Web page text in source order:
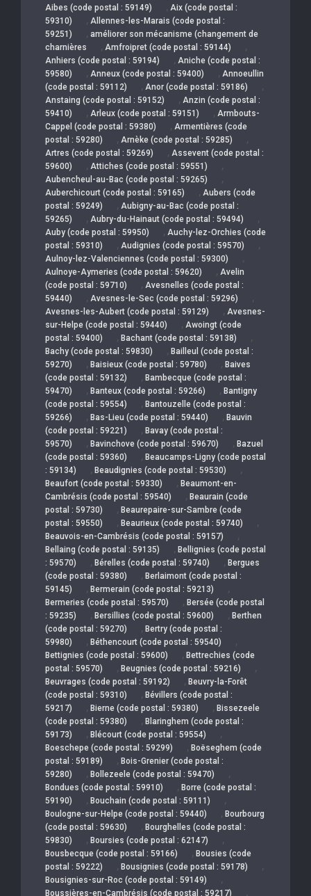
Aibes (code postal : 59149) , Aix (code postal :
59310)
, Allennes-les-Marais (code postal :
59251)
, améliorer son mécanisme (changement de
charnières
, Amfroipret (code postal : 59144) ,
Anhiers (code postal : 59194) , Aniche (code postal :
59580)
, Anneux (code postal : 59400) , Annoeullin
(code postal : 59112)
, Anor (code postal : 59186) ,
Anstaing (code postal : 59152) , Anzin (code postal :
59410)
, Arleux (code postal : 59151) , Armbouts-
Cappel (code postal : 59380)
, Armentières (code
postal : 59280)
, Arnèke (code postal : 59285) ,
Artres (code postal : 59269) , Assevent (code postal :
59600)
, Attiches (code postal : 59551) ,
Aubencheul-au-Bac (code postal : 59265) ,
Auberchicourt (code postal : 59165) , Aubers (code
postal : 59249)
, Aubigny-au-Bac (code postal :
59265)
, Aubry-du-Hainaut (code postal : 59494) ,
Auby (code postal : 59950) , Auchy-lez-Orchies (code
postal : 59310)
, Audignies (code postal : 59570) ,
Aulnoy-lez-Valenciennes (code postal : 59300) ,
Aulnoye-Aymeries (code postal : 59620) , Avelin
(code postal : 59710)
, Avesnelles (code postal :
59440)
, Avesnes-le-Sec (code postal : 59296) ,
Avesnes-les-Aubert (code postal : 59129) , Avesnes-
sur-Helpe (code postal : 59440)
, Awoingt (code
postal : 59400)
, Bachant (code postal : 59138) ,
Bachy (code postal : 59830) , Bailleul (code postal :
59270)
, Baisieux (code postal : 59780) , Baives
(code postal : 59132)
, Bambecque (code postal :
59470)
, Banteux (code postal : 59266) , Bantigny
(code postal : 59554)
, Bantouzelle (code postal :
59266)
, Bas-Lieu (code postal : 59440) , Bauvin
(code postal : 59221)
, Bavay (code postal :
59570)
, Bavinchove (code postal : 59670) , Bazuel
(code postal : 59360)
, Beaucamps-Ligny (code postal
: 59134)
, Beaudignies (code postal : 59530) ,
Beaufort (code postal : 59330) , Beaumont-en-
Cambrésis (code postal : 59540)
, Beaurain (code
postal : 59730)
, Beaurepaire-sur-Sambre (code
postal : 59550)
, Beaurieux (code postal : 59740) ,
Beauvois-en-Cambrésis (code postal : 59157) ,
Bellaing (code postal : 59135) , Bellignies (code postal
: 59570)
, Bérelles (code postal : 59740) , Bergues
(code postal : 59380)
, Berlaimont (code postal :
59145)
, Bermerain (code postal : 59213) ,
Bermeries (code postal : 59570) , Bersée (code postal
: 59235)
, Bersillies (code postal : 59600) , Berthen
(code postal : 59270)
, Bertry (code postal :
59980)
, Béthencourt (code postal : 59540) ,
Bettignies (code postal : 59600) , Bettrechies (code
postal : 59570)
, Beugnies (code postal : 59216) ,
Beuvrages (code postal : 59192) , Beuvry-la-Forêt
(code postal : 59310)
, Bévillers (code postal :
59217)
, Bierne (code postal : 59380) , Bissezeele
(code postal : 59380)
, Blaringhem (code postal :
59173)
, Blécourt (code postal : 59554) ,
Boeschepe (code postal : 59299) , Boëseghem (code
postal : 59189)
, Bois-Grenier (code postal :
59280)
, Bollezeele (code postal : 59470) ,
Bondues (code postal : 59910) , Borre (code postal :
59190)
, Bouchain (code postal : 59111) ,
Boulogne-sur-Helpe (code postal : 59440) , Bourbourg
(code postal : 59630)
, Bourghelles (code postal :
59830)
, Boursies (code postal : 62147) ,
Bousbecque (code postal : 59166) , Bousies (code
postal : 59222)
, Bousignies (code postal : 59178) ,
Bousignies-sur-Roc (code postal : 59149) ,
Boussières-en-Cambrésis (code postal : 59217) ,